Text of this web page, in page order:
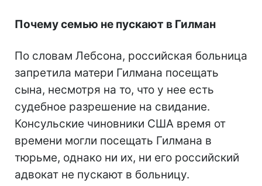
Почему семью не пускают в Гилман
По словам Лебсона, российская больница
запретила матери Гилмана посещать
сына, несмотря на то, что у нее есть
судебное разрешение на свидание.
Консульские чиновники США время от
времени могли посещать Гилмана в
тюрьме, однако ни их, ни его российский
адвокат не пускают в больницу.